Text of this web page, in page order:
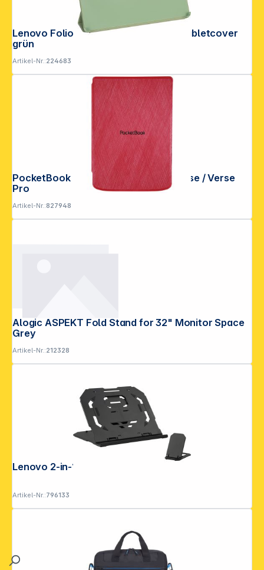
Lenovo Folio Case für Idea Tab Pro Tabletcover
grün
Artikel-Nr.:224683
PocketBook Shell - Red Cover für Verse / Verse
Pro
Artikel-Nr.:827948
Alogic ASPEKT Fold Stand for 32" Monitor Space
Grey
Artikel-Nr.:212328
Lenovo 2-in-1 Laptopständer
Artikel-Nr.:796133